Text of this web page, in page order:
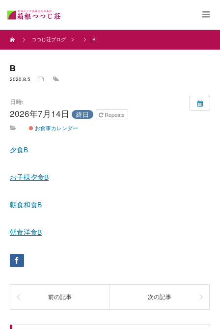
つつじ荘ブログ B
B
2020.8.5
日時:
2026年7月14日 終日
Repeats
お食事カレンダー
夕食B
お子様夕食B
朝食和食B
朝食洋食B
前の記事 次の記事